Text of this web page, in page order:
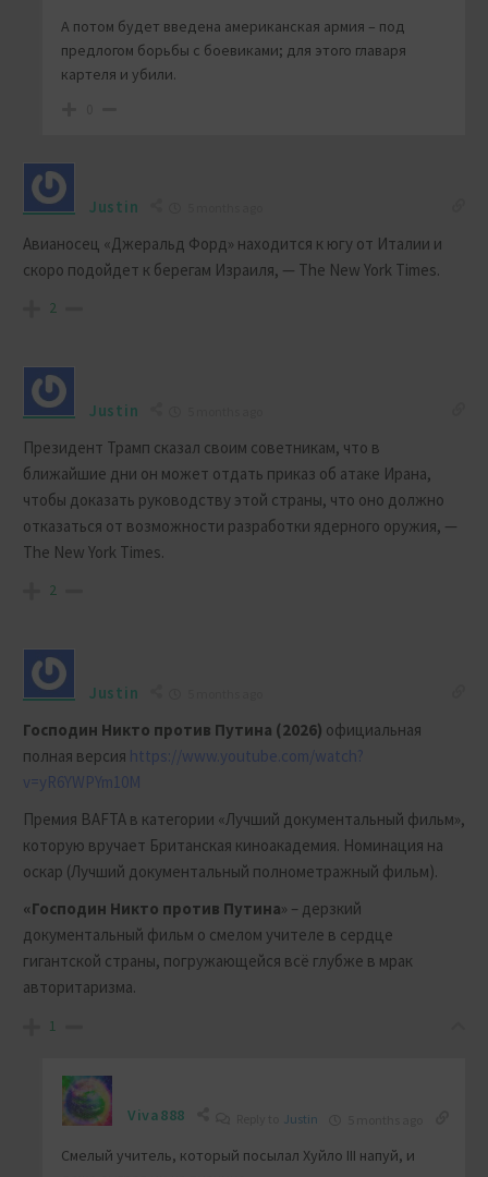
А потом будет введена американская армия – под
предлогом борьбы с боевиками; для этого главаря
картеля и убили.
Justin
Авианосец «Джеральд Форд» находится к югу от Италии и
скоро подойдет к берегам Израиля, — The New York Times.
2
Justin
Президент Трамп сказал своим советникам, что в
ближайшие дни он может отдать приказ об атаке Ирана,
чтобы доказать руководству этой страны, что оно должно
отказаться от возможности разработки ядерного оружия, —
The New York Times.
2
Justin
Господин Никто против Путина (2026) официальная
полная версия https://www.youtube.com/watch?
v=yR6YWPYm10M
Премия BAFTA в категории «Лучший документальный фильм»,
которую вручает Британская киноакадемия. Номинация на
оскар (Лучший документальный полнометражный фильм).
«Господин Никто против Путина» – дерзкий
документальный фильм о смелом учителе в сердце
гигантской страны, погружающейся всё глубже в мрак
авторитаризма.
1
Viva888 Justin
Смелый учитель, который посылал Хуйло III напуй, и